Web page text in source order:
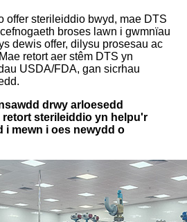
offer sterileiddio bwyd, mae DTS
broses lawn i gwmnïau
dewis offer, dilysu prosesau ac
retort aer stêm DTS yn
USDA/FDA, gan sicrhau
drwy arloesedd
retort sterileiddio yn helpu'r
i mewn i oes newydd o